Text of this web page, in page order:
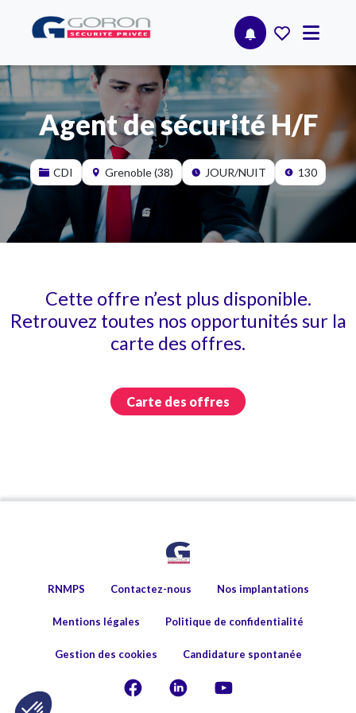
Agent de sécurité H/F
CDI Grenoble (38) JOUR/NUIT 130
Cette offre n’est plus disponible.
Retrouvez toutes nos opportunités sur la
carte des offres.
Carte des offres
RNMPS Contactez-nous Nos implantations
Mentions légales Politique de confidentialité
Gestion des cookies Candidature spontanée